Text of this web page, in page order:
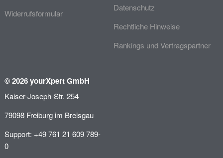
Widerrufsformular
Datenschutz
Rechtliche Hinweise
Rankings und Vertragspartner
© 2026 yourXpert GmbH
Kaiser-Joseph-Str. 254
79098 Freiburg im Breisgau
Support: +49 761 21 609 789-
0